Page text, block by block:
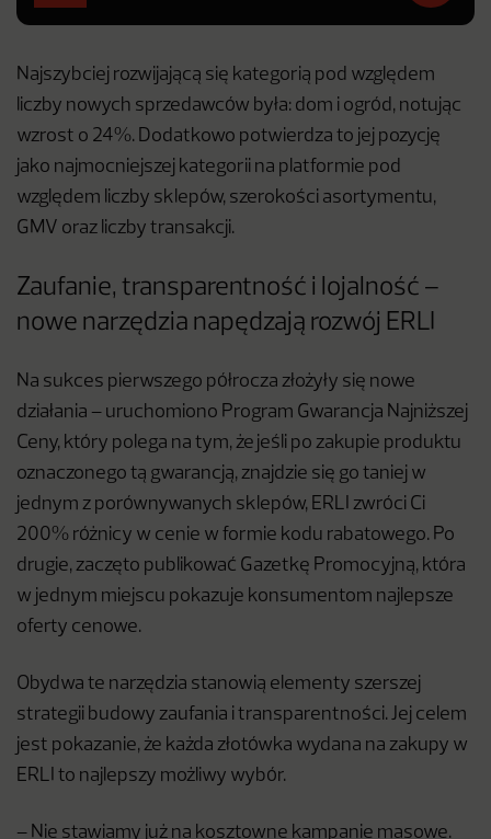
Najszybciej rozwijającą się kategorią pod względem
liczby nowych sprzedawców była: dom i ogród, notując
wzrost o 24%. Dodatkowo potwierdza to jej pozycję
jako najmocniejszej kategorii na platformie pod
względem liczby sklepów, szerokości asortymentu,
GMV oraz liczby transakcji.
Zaufanie, transparentność i lojalność –
nowe narzędzia napędzają rozwój ERLI
Na sukces pierwszego półrocza złożyły się nowe
działania – uruchomiono Program Gwarancja Najniższej
Ceny, który polega na tym, że jeśli po zakupie produktu
oznaczonego tą gwarancją, znajdzie się go taniej w
jednym z porównywanych sklepów, ERLI zwróci Ci
200% różnicy w cenie w formie kodu rabatowego. Po
drugie, zaczęto publikować Gazetkę Promocyjną, która
w jednym miejscu pokazuje konsumentom najlepsze
oferty cenowe.
Obydwa te narzędzia stanowią elementy szerszej
strategii budowy zaufania i transparentności. Jej celem
jest pokazanie, że każda złotówka wydana na zakupy w
ERLI to najlepszy możliwy wybór.
– Nie stawiamy już na kosztowne kampanie masowe.